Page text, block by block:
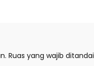
Ruas yang wajib ditandai